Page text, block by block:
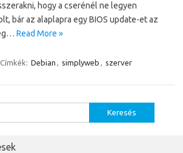
hogy a cserénél ne legyen
bár az alaplapra egy BIOS update-et az
Read More »
Címkék: Debian , simplyweb , szerver